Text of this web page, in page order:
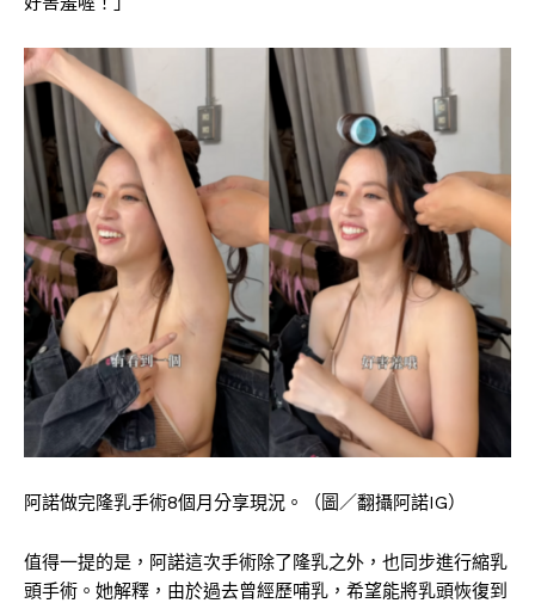
阿諾做完隆乳手術8個月分享現況。（圖／翻攝阿諾IG）
值得一提的是，阿諾這次手術除了隆乳之外，也同步進行縮乳
頭手術。她解釋，由於過去曾經歷哺乳，希望能將乳頭恢復到